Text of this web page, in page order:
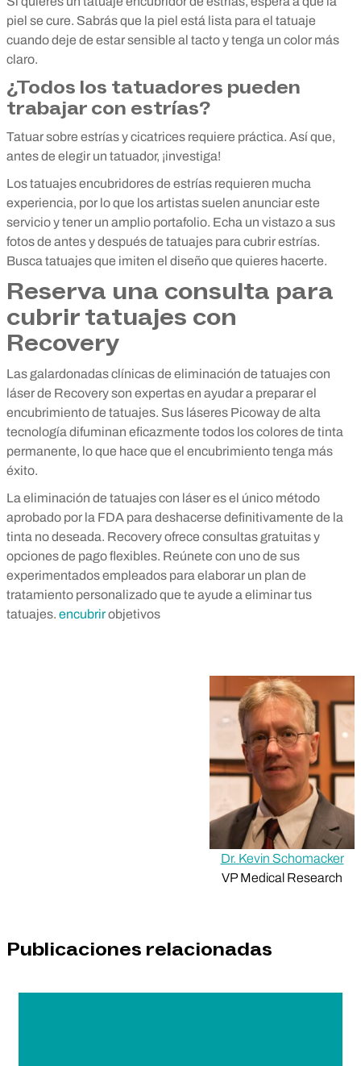
piel se cure. Sabrás que la piel está lista para el tatuaje
cuando deje de estar sensible al tacto y tenga un color más
claro.
¿Todos los tatuadores pueden
trabajar con estrías?
Tatuar sobre estrías y cicatrices requiere práctica. Así que,
antes de elegir un tatuador, ¡investiga!
Los tatuajes encubridores de estrías requieren mucha
experiencia, por lo que los artistas suelen anunciar este
servicio y tener un amplio portafolio. Echa un vistazo a sus
fotos de antes y después de tatuajes para cubrir estrías.
Busca tatuajes que imiten el diseño que quieres hacerte.
Reserva una consulta para
cubrir tatuajes con
Recovery
Las galardonadas clínicas de eliminación de tatuajes con
láser de Recovery son expertas en ayudar a preparar el
encubrimiento de tatuajes. Sus láseres Picoway de alta
tecnología difuminan eficazmente todos los colores de tinta
permanente, lo que hace que el encubrimiento tenga más
éxito.
La eliminación de tatuajes con láser es el único método
aprobado por la FDA para deshacerse definitivamente de la
tinta no deseada. Recovery ofrece consultas gratuitas y
opciones de pago flexibles. Reúnete con uno de sus
experimentados empleados para elaborar un plan de
tratamiento personalizado que te ayude a eliminar tus
tatuajes. encubrirobjetivos
Dr. Kevin Schomacker
VP Medical Research
Publicaciones relacionadas